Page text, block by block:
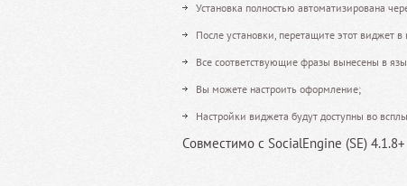
Установка полностью автоматизирована
После установки, перетащите этот виджет
Все соответствующие фразы вынесены в
Вы можете настроить оформление;
Настройки виджета будут доступны во
Совместимо с SocialEngine (SE) 4.1.8+